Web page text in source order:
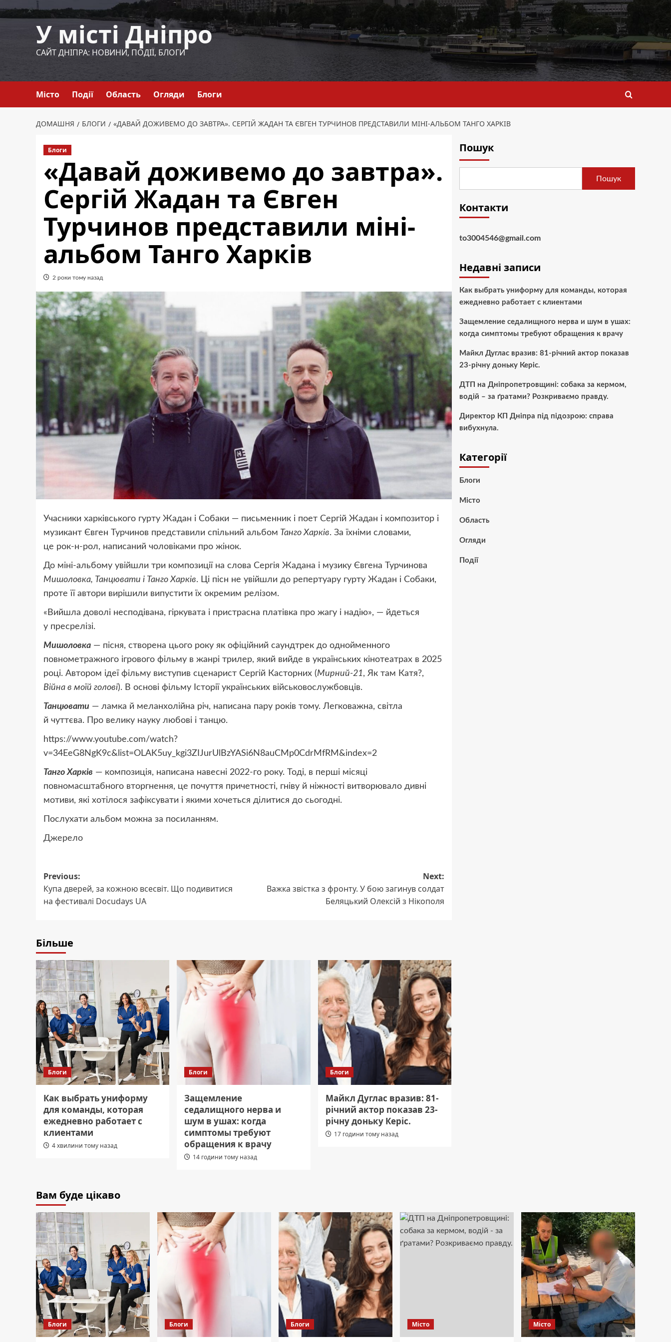
до
У місті Дніпро
САЙТ ДНІПРА: НОВИНИ, ПОДІЇ, БЛОГИ
Місто Події Область Огляди Блоги
ДОМАШНЯ БЛОГИ «ДАВАЙ ДОЖИВЕМО ДО ЗАВТРА». СЕРГІЙ ЖАДАН ТА ЄВГЕН ТУРЧИНОВ ПРЕДСТАВИЛИ МІНІ-АЛЬБОМ ТАНГО ХАРКІВ
Блоги
«Давай доживемо до завтра».
Сергій Жадан та Євген
Турчинов представили міні-
альбом Танго Харків
2 роки тому назад
Учасники харківського гурту Жадан і Собаки — письменник і поет Сергій Жадан і композитор і
музикант Євген Турчинов представили спільний альбом Танго Харків. За їхніми словами,
це рок-н-рол, написаний чоловіками про жінок.
До міні-альбому увійшли три композиції на слова Сергія Жадана і музику Євгена Турчинова
Мишоловка, Танцювати і Танго Харків. Ці пісн не увійшли до репертуару гурту Жадан і Собаки,
проте її автори вирішили випустити їх окремим релізом.
«Вийшла доволі несподівана, гіркувата і пристрасна платівка про жагу і надію», — йдеться
у пресрелізі.
Мишоловка — пісня, створена цього року як офіційний саундтрек до однойменного
повнометражного ігрового фільму в жанрі трилер, який вийде в українських кінотеатрах в 2025
році. Автором ідеї фільму виступив сценарист Сергій Касторних (Мирний-21, Як там Катя?,
Війна в моїй голові). В основі фільму Історії українських військовослужбовців.
Танцювати — ламка й меланхолійна річ, написана пару років тому. Легковажна, світла
й чуттєва. Про велику науку любові і танцю.
https://www.youtube.com/watch?
v=34EeG8NgK9c&list=OLAK5uy_kgi3ZIJurUlBzYASi6N8auCMp0CdrMfRM&index=2
Танго Харків — композиція, написана навесні 2022-го року. Тоді, в перші місяці
повномасштабного вторгнення, це почуття причетності, гніву й ніжності витворювало дивні
мотиви, які хотілося зафіксувати і якими хочеться ділитися до сьогодні.
Послухати альбом можна за посиланням.
Джерело
Post
navigation
Previous:
Купа дверей, за кожною всесвіт. Що подивитися
на фестивалі Docudays UA
Next:
Важка звістка з фронту. У бою загинув солдат
Беляцький Олексій з Нікополя
Більше
Блоги
Как выбрать униформу
для команды, которая
ежедневно работает с
клиентами
4 хвилини тому назад
Блоги
Защемление
седалищного нерва и
шум в ушах: когда
симптомы требуют
обращения к врачу
14 години тому назад
Блоги
Майкл Дуглас вразив: 81-
річний актор показав 23-
річну доньку Керіс.
17 години тому назад
Пошук
Пошук
Контакти
to3004546@gmail.com
Недавні записи
Как выбрать униформу для команды, которая
ежедневно работает с клиентами
Защемление седалищного нерва и шум в ушах:
когда симптомы требуют обращения к врачу
Майкл Дуглас вразив: 81-річний актор показав
23-річну доньку Керіс.
ДТП на Дніпропетровщині: собака за кермом,
водій – за ґратами? Розкриваємо правду.
Директор КП Дніпра під підозрою: справа
вибухнула.
Категорії
Блоги
Місто
Область
Огляди
Події
Вам буде цікаво
Блоги Блоги Блоги Місто Місто